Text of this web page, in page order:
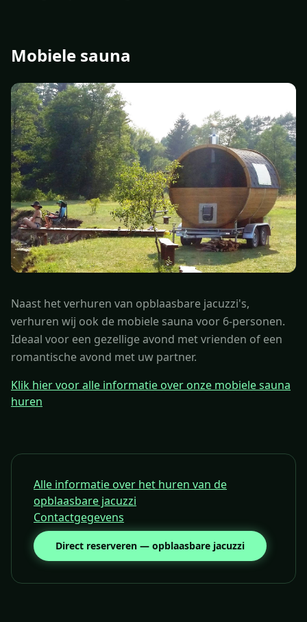
Mobiele sauna
Naast het verhuren van opblaasbare jacuzzi's,
verhuren wij ook de mobiele sauna voor 6-personen.
Ideaal voor een gezellige avond met vrienden of een
romantische avond met uw partner.
Klik hier voor alle informatie over onze mobiele sauna
huren
Alle informatie over het huren van de
opblaasbare jacuzzi
Contactgegevens
Direct reserveren — opblaasbare jacuzzi